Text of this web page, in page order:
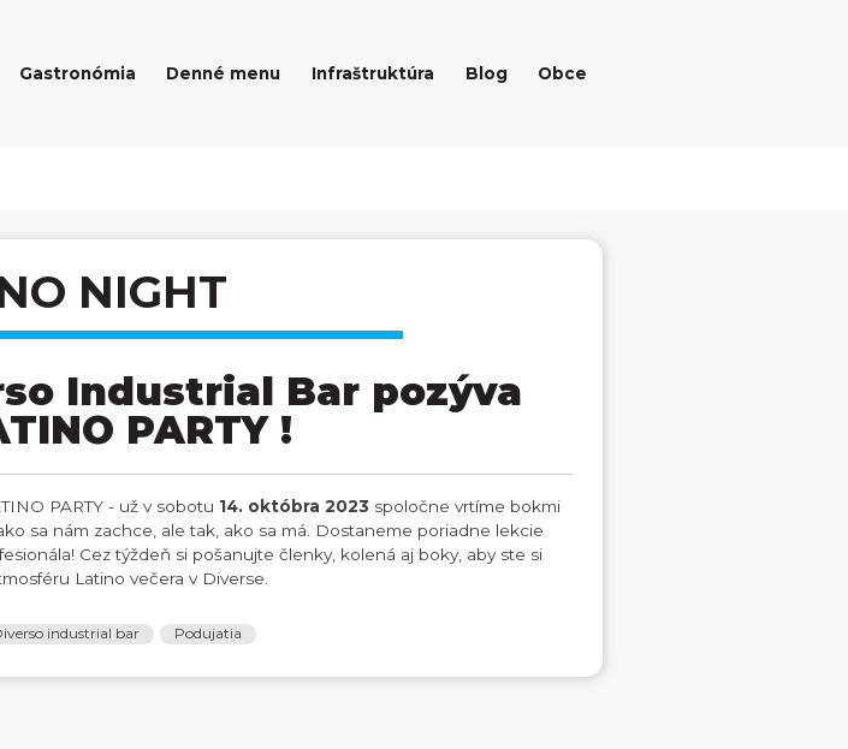
Gastronómia Denné menu Infraštruktúra Blog Obce
NIGHT
Industrial Bar pozýva
PARTY !
PARTY - už v sobotu 14. októbra 2023 spoločne vrtíme bokmi
sa nám zachce, ale tak, ako sa má. Dostaneme poriadne lekcie
Cez týždeň si pošanujte členky, kolená aj boky, aby ste si
Latino večera v Diverse.
industrial bar Podujatia